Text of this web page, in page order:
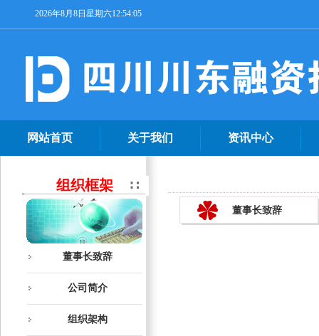
2026年8月8日星期六12:54:05
网站首页 关于我们 资讯中心
组织框架
董事长致辞
公司简介
组织架构
董事长致辞